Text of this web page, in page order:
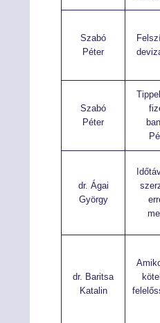
Szabó
Péter
Szabó
Péter
dr. Ágai
György
dr. Baritsa
Katalin